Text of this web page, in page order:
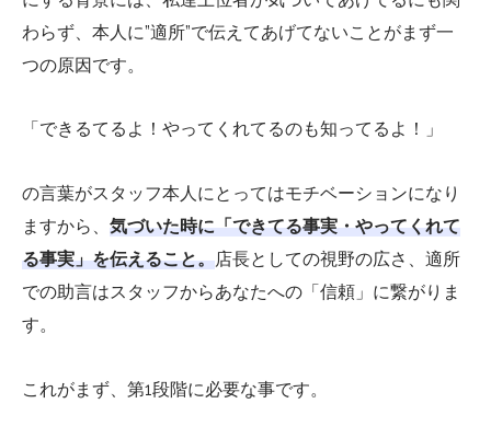
わらず、本人に”適所”で伝えてあげてないことがまず一
つの原因です。
「できるてるよ！やってくれてるのも知ってるよ！」
の言葉がスタッフ本人にとってはモチベーションになり
ますから、 気づいた時に「できてる事実・やってくれて
る事実」を伝えること。店長としての視野の広さ、適所
での助言はスタッフからあなたへの「信頼」に繋がりま
す。
これがまず、第1段階に必要な事です。